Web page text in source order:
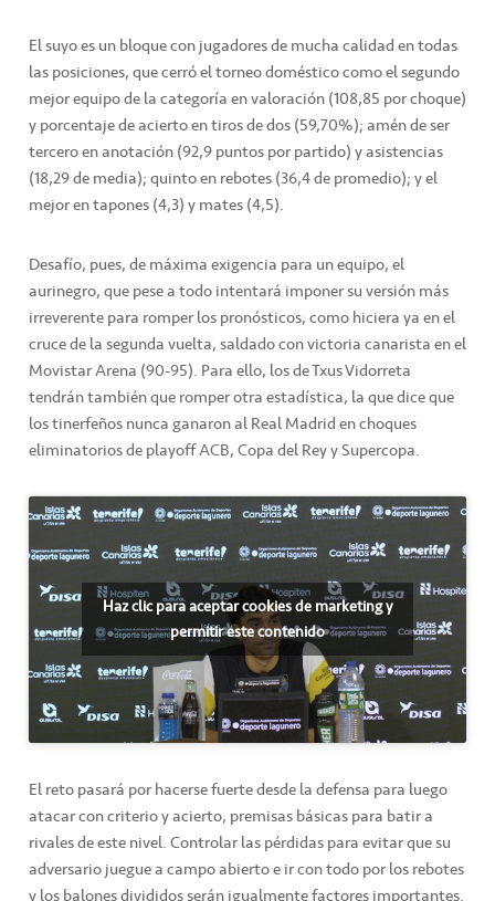
El suyo es un bloque con jugadores de mucha calidad en todas
las posiciones, que cerró el torneo doméstico como el segundo
mejor equipo de la categoría en valoración (108,85 por choque)
y porcentaje de acierto en tiros de dos (59,70%); amén de ser
tercero en anotación (92,9 puntos por partido) y asistencias
(18,29 de media); quinto en rebotes (36,4 de promedio); y el
mejor en tapones (4,3) y mates (4,5).
Desafío, pues, de máxima exigencia para un equipo, el
aurinegro, que pese a todo intentará imponer su versión más
irreverente para romper los pronósticos, como hiciera ya en el
cruce de la segunda vuelta, saldado con victoria canarista en el
Movistar Arena (90-95). Para ello, los de Txus Vidorreta
tendrán también que romper otra estadística, la que dice que
los tinerfeños nunca ganaron al Real Madrid en choques
eliminatorios de playoff ACB, Copa del Rey y Supercopa.
Haz clic para aceptar cookies de marketing y
permitir este contenido
El reto pasará por hacerse fuerte desde la defensa para luego
atacar con criterio y acierto, premisas básicas para batir a
rivales de este nivel. Controlar las pérdidas para evitar que su
adversario juegue a campo abierto e ir con todo por los rebotes
y los balones divididos serán igualmente factores importantes.